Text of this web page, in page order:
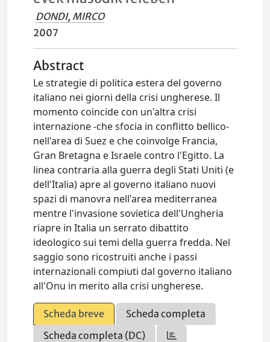
DONDI, MIRCO
2007
Abstract
Le strategie di politica estera del governo
italiano nei giorni della crisi ungherese. Il
momento coincide con un'altra crisi
internazione -che sfocia in conflitto bellico-
nell'area di Suez e che coinvolge Francia,
Gran Bretagna e Israele contro l'Egitto. La
linea contraria alla guerra degli Stati Uniti (e
dell'Italia) apre al governo italiano nuovi
spazi di manovra nell'area mediterranea
mentre l'invasione sovietica dell'Ungheria
riapre in Italia un serrato dibattito
ideologico sui temi della guerra fredda. Nel
saggio sono ricostruiti anche i passi
internazionali compiuti dal governo italiano
all'Onu in merito alla crisi ungherese.
Scheda breve
Scheda completa
Scheda completa (DC)